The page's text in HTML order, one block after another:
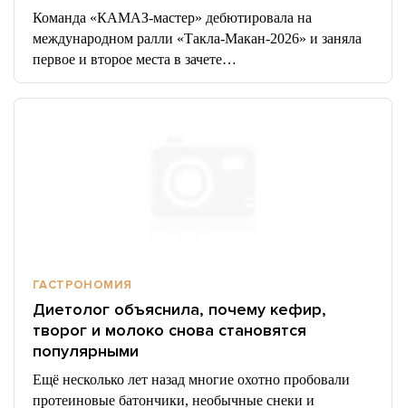
Команда «КАМАЗ-мастер» дебютировала на
международном ралли «Такла-Макан-2026» и заняла
первое и второе места в зачете…
ГАСТРОНОМИЯ
Диетолог объяснила, почему кефир,
творог и молоко снова становятся
популярными
Ещё несколько лет назад многие охотно пробовали
протеиновые батончики, необычные снеки и